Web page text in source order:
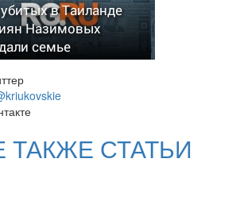
в Таиланде
Назимовых
семье
ТАКЖЕ СТАТЬИ